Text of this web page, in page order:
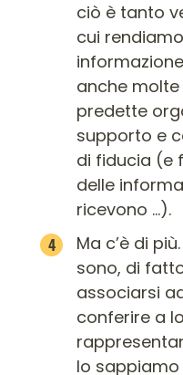
ciò è tanto
cui
anche
predette
supporto e
di fiducia (e
delle
ricevono …).
Ma c’è di
sono, di
associarsi
conferire a
lo